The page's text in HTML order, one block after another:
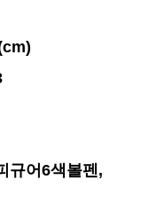
규어6색볼펜,